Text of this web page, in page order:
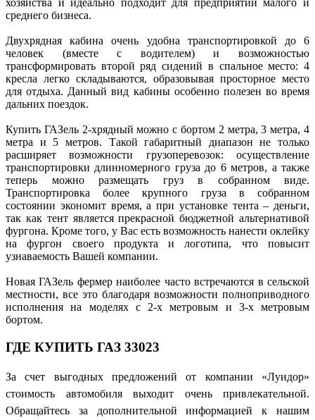
хозяйства и идеально подходит для предприятий малого и
среднего бизнеса.
Двухрядная кабина очень удобна транспортировкой до 6
человек (вместе с водителем) и возможностью
трансформировать второй ряд сидений в спальное место: 4
кресла легко складываются, образовывая просторное место
для отдыха. Данный вид кабины особенно полезен во время
дальних поездок.
Купить ГАЗель 2-хрядный можно с бортом 2 метра, 3 метра, 4
метра и 5 метров. Такой габаритный диапазон не только
расширяет возможности грузоперевозок: осуществление
транспортировки длинномерного груза до 6 метров, а также
теперь можно размещать груз в собранном виде.
Транспортировка более крупного груза в собранном
состоянии экономит время, а при установке тента – деньги,
так как тент является прекрасной бюджетной альтернативой
фургона. Кроме того, у Вас есть возможность нанести оклейку
на фургон своего продукта и логотипа, что повысит
узнаваемость Вашей компании.
Новая ГАЗель фермер наиболее часто встречаются в сельской
местности, все это благодаря возможности полноприводного
исполнения на моделях с 2-х метровым и 3-х метровым
бортом.
ГДЕ КУПИТЬ ГАЗ 33023
За счет выгодных предложений от компании «Луидор»
стоимость автомобиля выходит очень привлекательной.
Обращайтесь за дополнительной информацией к нашим